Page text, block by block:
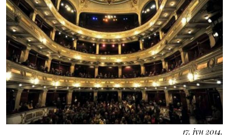
17. јун 2014.